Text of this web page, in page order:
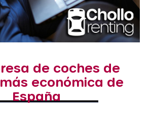
de coches de
económica de
España